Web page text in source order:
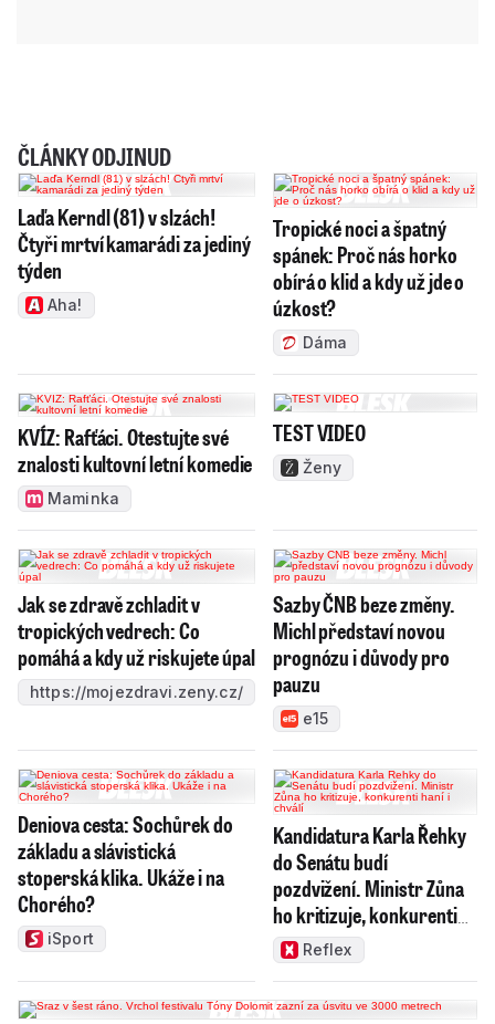
ČLÁNKY ODJINUD
Laďa Kerndl (81) v slzách!
Čtyři mrtví kamarádi za jediný
týden
Aha!
Tropické noci a špatný
spánek: Proč nás horko
obírá o klid a kdy už jde o
úzkost?
Dáma
KVÍZ: Rafťáci. Otestujte své
znalosti kultovní letní komedie
Maminka
TEST VIDEO
Ženy
Jak se zdravě zchladit v
tropických vedrech: Co
pomáhá a kdy už riskujete úpal
https://mojezdravi.zeny.cz/
Sazby ČNB beze změny.
Michl představí novou
prognózu i důvody pro
pauzu
e15
Deniova cesta: Sochůrek do
základu a slávistická
stoperská klika. Ukáže i na
Chorého?
iSport
Kandidatura Karla Řehky
do Senátu budí
pozdvižení. Ministr Zůna
ho kritizuje, konkurenti
haní i chválí
Reflex